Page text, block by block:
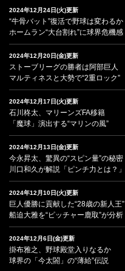
2024年12月24日(火)更新
“牛骨バット”復活で野球は変わるか
ホームラン“大台割れ”に球界危機感
2024年12月20日(金)更新
ストーブリーグの勝者は阿部巨人
マルティネスと大勢で“2重ロック”
2024年12月17日(火)更新
石川柊太、マリーンズFA移籍
「魔球」演出する“マリンの風”
2024年12月13日(金)更新
今永昇太、驚異の“スピン量”の秘密
川口和久が解説「ピンチ力とは？」
2024年12月10日(火)更新
巨人優勝に貢献した“28歳の新人王”
船迫大雅を“ピッチャー鹿取”が分析
2024年12月6日(金)更新
掛布雅之、野球殿堂入りなるか
球界の「今太閤」の“薄給”伝説